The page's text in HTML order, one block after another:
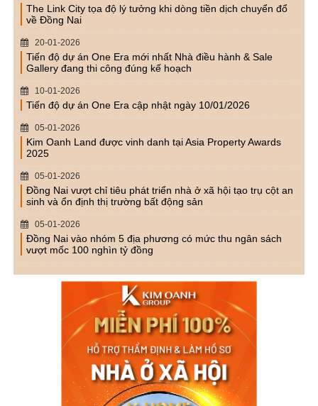
The Link City tọa độ lý tưởng khi dòng tiền dịch chuyển đổ
về Đồng Nai
20-01-2026
Tiến độ dự án One Era mới nhất Nhà điều hành & Sale
Gallery đang thi công đúng kế hoạch
10-01-2026
Tiến độ dự án One Era cập nhật ngày 10/01/2026
05-01-2026
Kim Oanh Land được vinh danh tại Asia Property Awards
2025
05-01-2026
Đồng Nai vượt chỉ tiêu phát triển nhà ở xã hội tạo trụ cột an
sinh và ổn định thị trường bất động sản
05-01-2026
Đồng Nai vào nhóm 5 địa phương có mức thu ngân sách
vượt mốc 100 nghìn tỷ đồng